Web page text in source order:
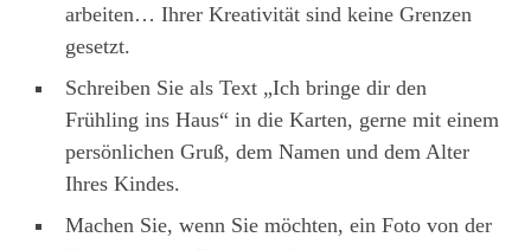
arbeiten… Ihrer Kreativität sind keine Grenzen
gesetzt.
Schreiben Sie als Text „Ich bringe dir den
Frühling ins Haus“ in die Karten, gerne mit einem
persönlichen Gruß, dem Namen und dem Alter
Ihres Kindes.
Machen Sie, wenn Sie möchten, ein Foto von der